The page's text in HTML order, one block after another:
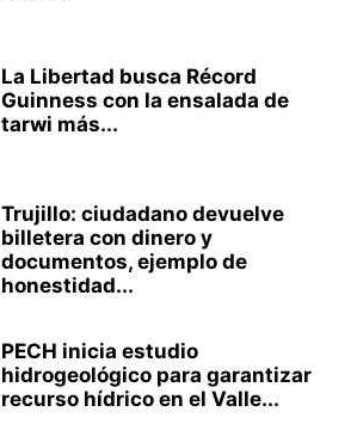
La Libertad busca Récord
Guinness con la ensalada de
tarwi más...
Trujillo: ciudadano devuelve
billetera con dinero y
documentos, ejemplo de
honestidad...
PECH inicia estudio
hidrogeológico para garantizar
recurso hídrico en el Valle...